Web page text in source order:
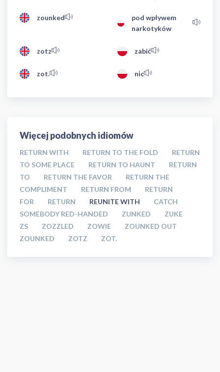
zounked
pod wpływem
narkotyków
zotz zabić
zot. nic
Więcej podobnych idiomów
RETURN WITH RETURN TO THE FOLD
RETURN
TO SOME PLACE
RETURN TO HAUNT
RETURN
TO
RETURN THE FAVOR
RETURN THE
COMPLIMENT
RETURN FROM
RETURN
FOR
RETURN REUNITE WITH
CATCH
SOMEBODY RED-HANDED
ZUNKED
ZUKE
ZS
ZOZZLED ZOWIE
ZOUNKED OUT
ZOUNKED
ZOTZ ZOT.